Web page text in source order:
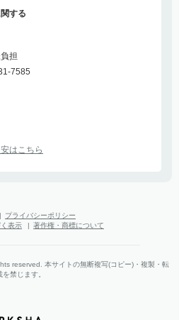
する
担
7585
はこちら
プライバシーポリシー
表示
著作権・商標について
reserved. 本サイトの無断複写(コピー)・複製・転
を禁じます。